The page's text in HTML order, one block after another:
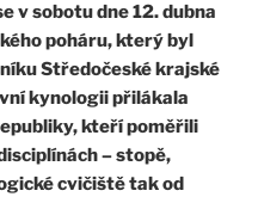
v sobotu dne 12. dubna
poháru, který byl
Středočeské krajské
kynologii přilákala
kteří poměřili
– stopě,
cvičiště tak od